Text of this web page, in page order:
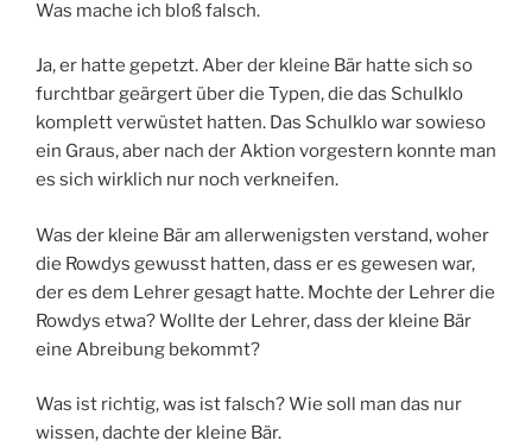
Was mache ich bloß falsch.
Ja, er hatte gepetzt. Aber der kleine Bär hatte sich so
furchtbar geärgert über die Typen, die das Schulklo
komplett verwüstet hatten. Das Schulklo war sowieso
ein Graus, aber nach der Aktion vorgestern konnte man
es sich wirklich nur noch verkneifen.
Was der kleine Bär am allerwenigsten verstand, woher
die Rowdys gewusst hatten, dass er es gewesen war,
der es dem Lehrer gesagt hatte. Mochte der Lehrer die
Rowdys etwa? Wollte der Lehrer, dass der kleine Bär
eine Abreibung bekommt?
Was ist richtig, was ist falsch? Wie soll man das nur
wissen, dachte der kleine Bär.